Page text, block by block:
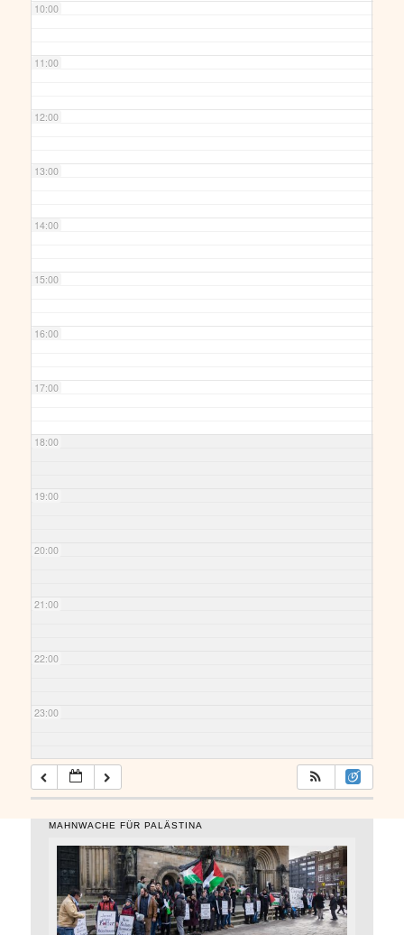
10:00
11:00
12:00
13:00
14:00
15:00
16:00
17:00
18:00
19:00
20:00
21:00
22:00
23:00
MAHNWACHE FÜR PALÄSTINA